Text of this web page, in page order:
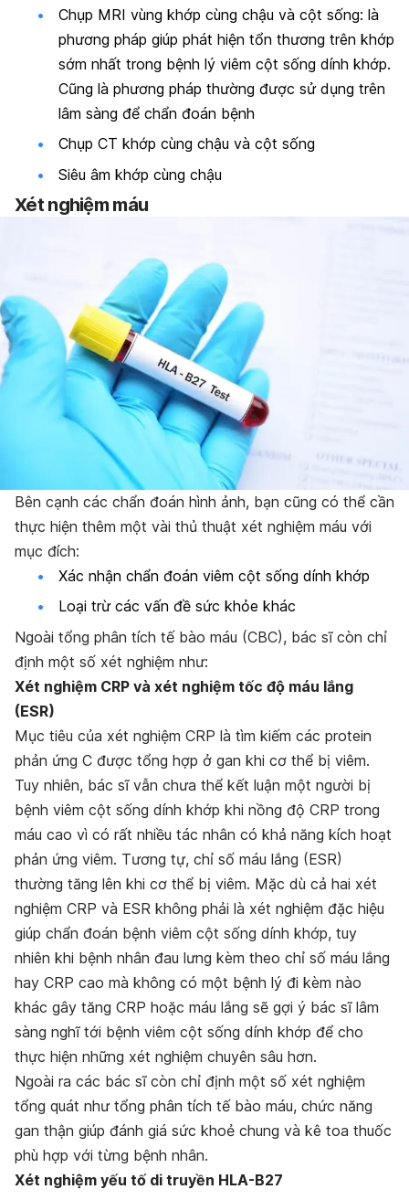
Chụp MRI vùng khớp cùng chậu và cột sống: là
phương pháp giúp phát hiện tổn thương trên khớp
sớm nhất trong bệnh lý viêm cột sống dính khớp.
Cũng là phương pháp thường được sử dụng trên
lâm sàng để chẩn đoán bệnh
Chụp CT khớp cùng chậu và cột sống
Siêu âm khớp cùng chậu
Xét nghiệm máu
Bên cạnh các chẩn đoán hình ảnh, bạn cũng có thể cần
thực hiện thêm một vài thủ thuật xét nghiệm máu với
mục đích:
Xác nhận chẩn đoán viêm cột sống dính khớp
Loại trừ các vấn đề sức khỏe khác
Ngoài tổng phân tích tế bào máu (CBC), bác sĩ còn chỉ
định một số xét nghiệm như:
Xét nghiệm CRP và xét nghiệm tốc độ máu lắng
(ESR)
Mục tiêu của xét nghiệm CRP là tìm kiếm các protein
phản ứng C được tổng hợp ở gan khi cơ thể bị viêm.
Tuy nhiên, bác sĩ vẫn chưa thể kết luận một người bị
bệnh viêm cột sống dính khớp khi nồng độ CRP trong
máu cao vì có rất nhiều tác nhân có khả năng kích hoạt
phản ứng viêm. Tương tự, chỉ số máu lắng (ESR)
thường tăng lên khi cơ thể bị viêm. Mặc dù cả hai xét
nghiệm CRP và ESR không phải là xét nghiệm đặc hiệu
giúp chẩn đoán bệnh viêm cột sống dính khớp, tuy
nhiên khi bệnh nhân đau lưng kèm theo chỉ số máu lắng
hay CRP cao mà không có một bệnh lý đi kèm nào
khác gây tăng CRP hoặc máu lắng sẽ gợi ý bác sĩ lâm
sàng nghĩ tới bệnh viêm cột sống dính khớp để cho
thực hiện những xét nghiệm chuyên sâu hơn.
Ngoài ra các bác sĩ còn chỉ định một số xét nghiệm
tổng quát như tổng phân tích tế bào máu, chức năng
gan thận giúp đánh giá sức khoẻ chung và kê toa thuốc
phù hợp với từng bệnh nhân.
Xét nghiệm yếu tố di truyền HLA-B27